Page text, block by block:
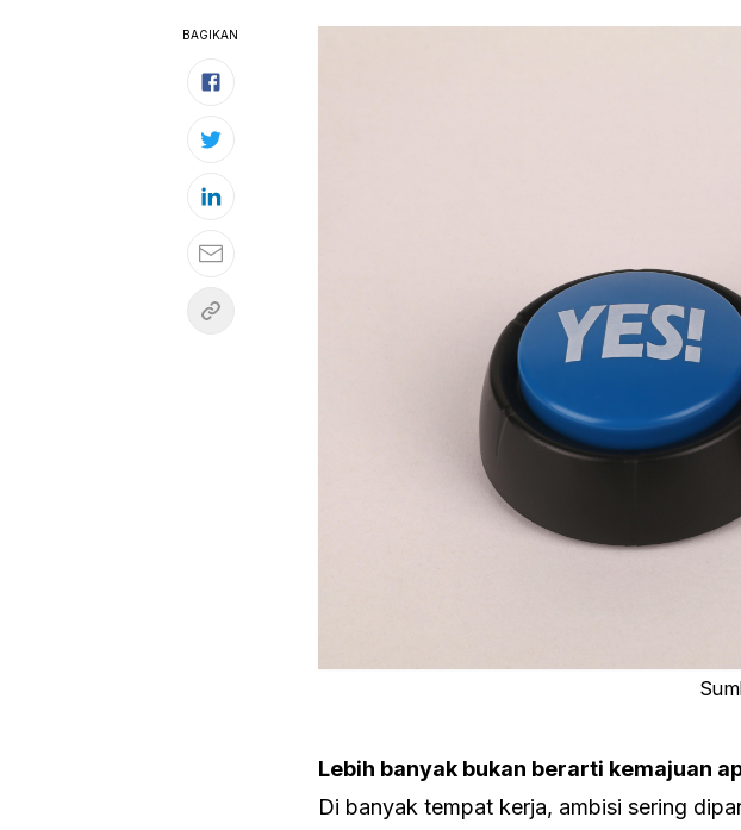
Lebih banyak bukan berarti kemajuan
Di banyak tempat kerja, ambisi sering
BAGIKAN